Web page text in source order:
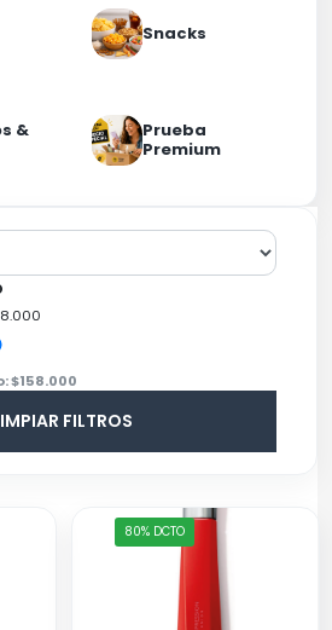
$158.000
FILTROS
80% DCTO
Snacks
&
Prueba
Premium